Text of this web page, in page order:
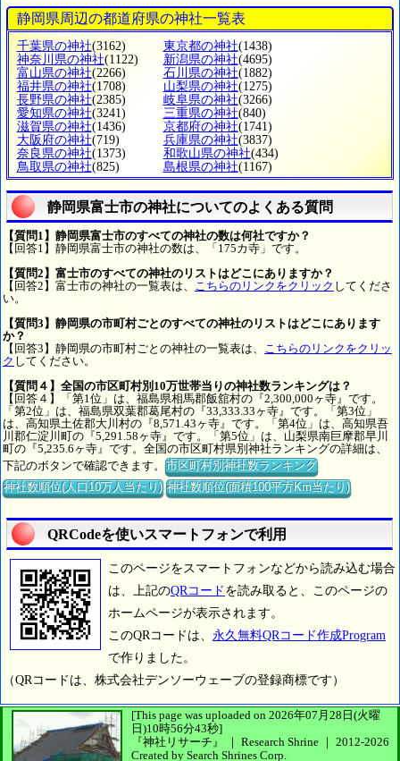
静岡県周辺の都道府県の神社一覧表
千葉県の神社(3162) 東京都の神社(1438)
神奈川県の神社(1122) 新潟県の神社(4695)
富山県の神社(2266) 石川県の神社(1882)
福井県の神社(1708) 山梨県の神社(1275)
長野県の神社(2385) 岐阜県の神社(3266)
愛知県の神社(3241) 三重県の神社(840)
滋賀県の神社(1436) 京都府の神社(1741)
大阪府の神社(719) 兵庫県の神社(3837)
奈良県の神社(1373) 和歌山県の神社(434)
鳥取県の神社(825) 島根県の神社(1167)
静岡県富士市の神社についてのよくある質問
【質問1】静岡県富士市のすべての神社の数は何社ですか？
【回答1】静岡県富士市の神社の数は、「175カ寺」です。
【質問2】富士市のすべての神社のリストはどこにありますか？
【回答2】富士市の神社の一覧表は、
こちらのリンクをクリック してくださ
い。
【質問3】静岡県の市町村ごとのすべての神社のリストはどこにあります
か？
【回答3】静岡県の市町村ごとの神社の一覧表は、
こちらのリンクをクリッ
ク してください。
【質問４】全国の市区町村別10万世帯当りの神社数ランキングは？
【回答４】「第1位」は、福島県相馬郡飯舘村の『2,300,000ヶ寺』です。
「第2位」は、福島県双葉郡葛尾村の『33,333.33ヶ寺』です。「第3位」
は、高知県土佐郡大川村の『8,571.43ヶ寺』です。「第4位」は、高知県吾
川郡仁淀川町の『5,291.58ヶ寺』です。「第5位」は、山梨県南巨摩郡早川
町の『5,235.6ヶ寺』です。全国の市区町村県別神社ランキングの詳細は、
下記のボタンで確認できます。市区町村別神社数ランキング
神社数順位(人口10万人当たり) 神社数順位(面積100平方Km当たり)
QRCodeを使いスマートフォンで利用
このページをスマートフォンなどから読み込む場合
は、上記のQRコード を読み取ると、このページの
ホームページが表示されます。
このQRコードは、 永久無料QRコード作成Program
で作りました。
（QRコードは、株式会社デンソーウェーブの登録商標です）
[This page was uploaded on 2026年07月28日(火曜
日)10時56分43秒]
『神社リサーチ』 ｜ Research Shrine ｜ 2012-2026
Created by Search Shrines Corp.